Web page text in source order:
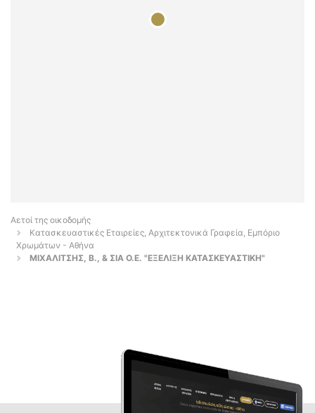
Αετοί της οικοδομής
Κατασκευαστικές Εταιρείες, Αρχιτεκτονικά Γραφεία, Εμπόριο
Χρωμάτων - Αθήνα
ΜΙΧΑΛΙΤΣΗΣ, Β., & ΣΙΑ Ο.Ε. "ΕΞΕΛΙΞΗ ΚΑΤΑΣΚΕΥΑΣΤΙΚΗ"